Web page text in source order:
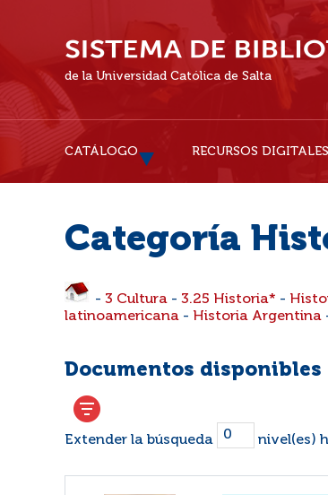
de la Universidad Católica de Salta
CATÁLOGO RECURSOS DIGITALES
Categoría
- 3 Cultura - 3.25 Historia* -
latinoamericana - Historia Argentina
Documentos
Extender la búsqueda nivel(es)